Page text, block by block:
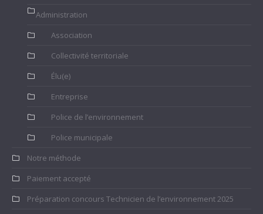
Administration
Association
Collectivité territoriale
Élu(e)
Entreprise
Police de l’environnement
Police municipale
Notre méthode
Paiement accepté
Préparation concours Technicien de l’environnement 2025